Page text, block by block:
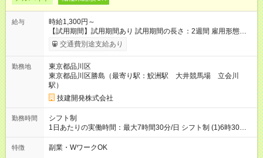
給与
時給1,300円～
【試用期間】試用期間あり 試用期間の長さ：2週間 雇用形態、
給与は本採用時と同じです。
交通費別途支給あり
勤務地
東京都品川区
東京都品川区勝島（最寄り駅：鮫洲駅 大井競馬場 立会川
駅）
技建開発株式会社
勤務時間
シフト制
1日あたりの実働時間：最大7時間30分/日 シフト制 (1)6時30分
～10時30分（実働4時間） (2)13時00分～16時00分（実働3時
間） (3)13時00分～17時00分（実働4時間） (4)6時30分～16時
特徴 副業・WワークOK